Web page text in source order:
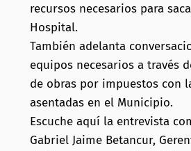
recursos necesarios para
Hospital.
También adelanta
equipos necesarios a través
de obras por impuestos con
asentadas en el Municipio.
Escuche aquí la entrevista
Gabriel Jaime Betancur,